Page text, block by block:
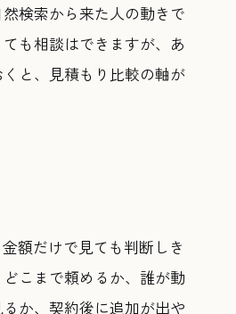
検索から来た人の動きで
も相談はできますが、あ
と、見積もり比較の軸が
額だけで見ても判断しき
こまで頼めるか、誰が動
か、契約後に追加が出や